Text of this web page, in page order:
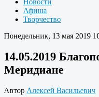
Новости
Афиша
Творчество
Понедельник, 13 мая 2019
14.05.2019
Меридиане
Автор Алексей Васильевич